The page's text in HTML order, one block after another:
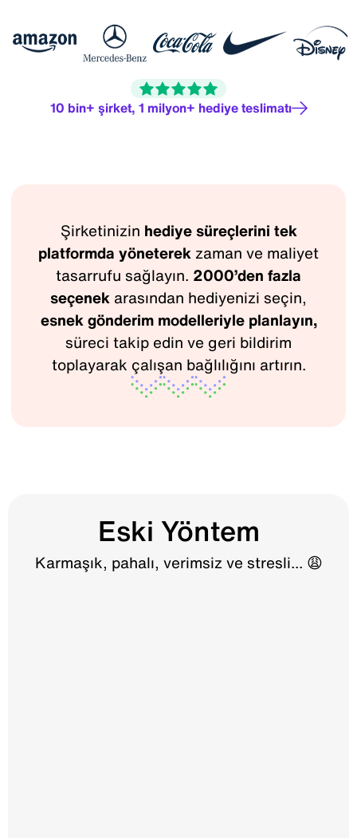
10 bin+ şirket, 1 milyon+ hediye teslimatı
Şirketinizin hediye süreçlerini tek
platformda yöneterek zaman ve maliyet
tasarrufu sağlayın. 2000’den fazla
seçenek arasından hediyenizi seçin,
esnek gönderim modelleriyle planlayın,
süreci takip edin ve geri bildirim
toplayarak çalışan bağlılığını artırın.
Eski Yöntem
Karmaşık, pahalı, verimsiz ve stresli... 😩